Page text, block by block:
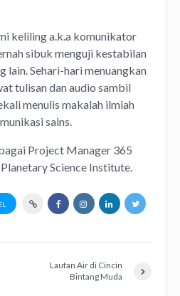
kelilinga.k.a komunikator
sibuk menguji kestabilan
lain. Sehari-hari menuangkan
tulisandanaudio sambil
menulis makalah ilmiah
sains.
Project Manager 365
Planetary Science Institute.
Lautan Air di Cincin
Bintang Muda